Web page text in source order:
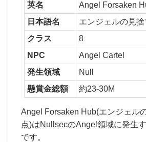
英名
Angel Forsaken
日本語名
エンジェルの見
クラス
8
NPC
Angel Cartel
発生領域
Null
懸賞金総額
約23-30M
Angel Forsaken Hub(エンジェル
点)はNullsecのAngel領域に発生
です。